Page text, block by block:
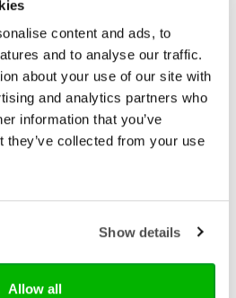
content and ads, to
and to analyse our traffic.
about your use of our site with
and analytics partners who
information that you’ve
they’ve collected from your use
Show details
Allow all
de kracht van Jezus
wordt tegen mensen
in de Heere Jezus belijden.
blijkbaar bij het geloof.
gelooft, krijgt ermee te
de duivel. Hoe moeten
verdedigen? In dit boek
in verbondenheid met Hem
Het boek wil ons